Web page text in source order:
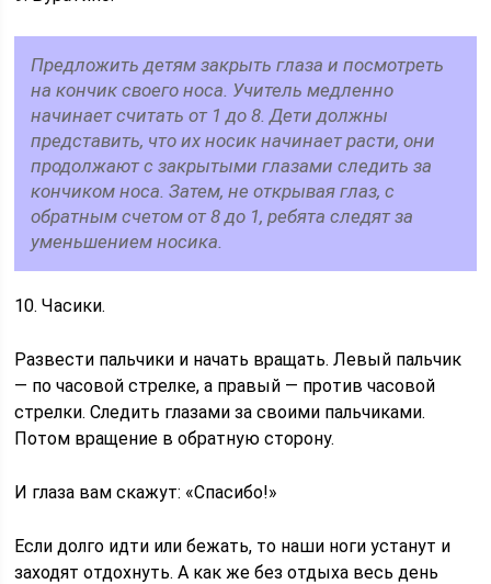
Предложить детям закрыть глаза и посмотреть
на кончик своего носа. Учитель медленно
начинает считать от 1 до 8. Дети должны
представить, что их носик начинает расти, они
продолжают с закрытыми глазами следить за
кончиком носа. Затем, не открывая глаз, с
обратным счетом от 8 до 1, ребята следят за
уменьшением носика.
10. Часики.
Развести пальчики и начать вращать. Левый пальчик
— по часовой стрелке, а правый — против часовой
стрелки. Следить глазами за своими пальчиками.
Потом вращение в обратную сторону.
И глаза вам скажут: «Спасибо!»
Если долго идти или бежать, то наши ноги устанут и
заходят отдохнуть. А как же без отдыха весь день